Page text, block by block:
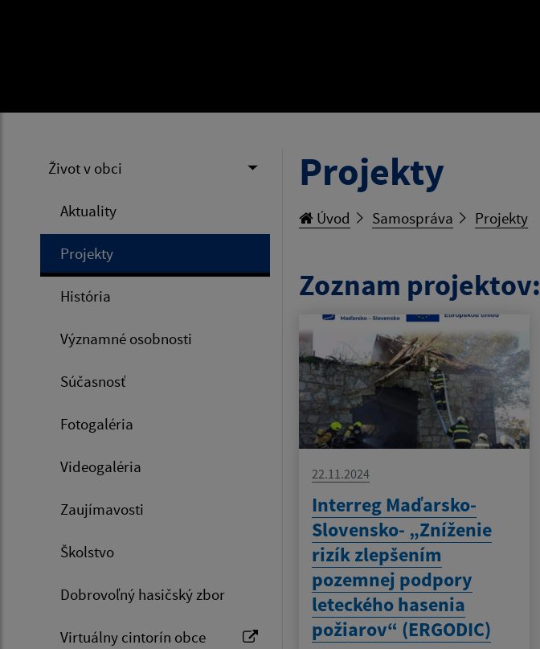
Život v obci
Aktuality
Projekty
História
Významné osobnosti
Súčasnosť
Fotogaléria
Videogaléria
Zaujímavosti
Školstvo
Dobrovoľný hasičský zbor
Virtuálny cintorín obce
Projekty
Úvod Samospráva Projekty
Zoznam projektov:
22.11.2024
Interreg Maďarsko-
Slovensko- „Zníženie
rizík zlepšením
pozemnej podpory
leteckého hasenia
požiarov“ (ERGODIC)